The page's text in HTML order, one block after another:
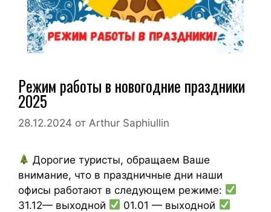
Режим работы в новогодние праздники
2025
28.12.2024 от Arthur Saphiullin
Дорогие туристы, обращаем Ваше
внимание, что в праздничные дни наши
офисы работают в следующем режиме:
31.12— выходной
01.01 — выходной